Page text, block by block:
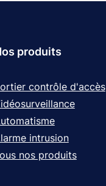
produits
contrôle d'accès
intrusion
nos produits